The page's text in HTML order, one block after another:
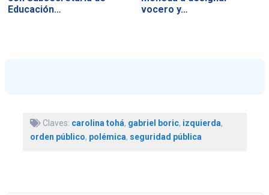
Educación…
vocero y…
Claves: carolina tohá, gabriel boric, izquierda,
orden público, polémica, seguridad pública